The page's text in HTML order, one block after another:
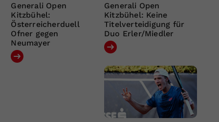
Generali Open
Kitzbühel:
Österreicherduell
Ofner gegen
Neumayer
Generali Open
Kitzbühel: Keine
Titelverteidigung für
Duo Erler/Miedler